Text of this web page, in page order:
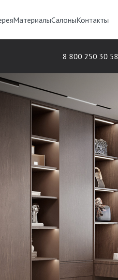
МатериалыСалоныКонтакты
8 800 250 30 58